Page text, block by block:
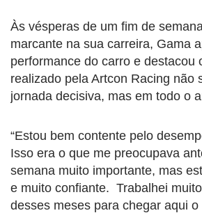
Às vésperas de um fim de
marcante na sua carreira, Gama
performance do carro e destacou
realizado pela Artcon Racing não
jornada decisiva, mas em todo o
“Estou bem contente pelo
Isso era o que me preocupava
semana muito importante, mas
e muito confiante. Trabalhei
desses meses para chegar aqui